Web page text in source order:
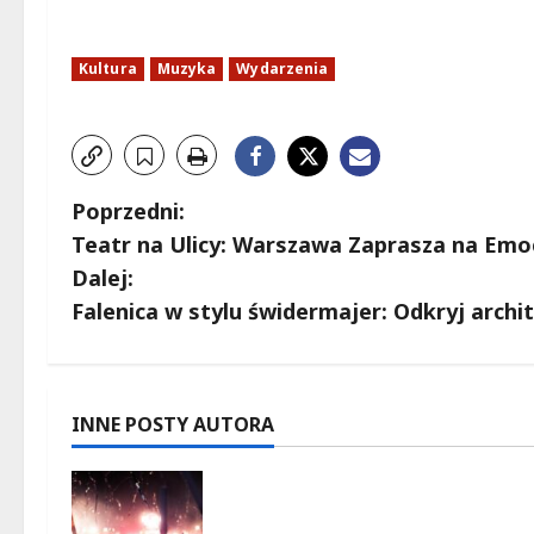
Kultura Muzyka Wydarzenia
Z
o
b
c
z
w
Poprzedni:
Teatr na Ulicy: Warszawa Zaprasza na
Dalej:
Falenica w stylu świdermajer: Odkryj
INNE POSTY AUTORA